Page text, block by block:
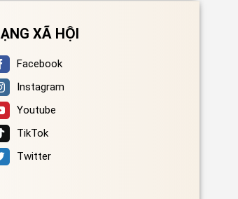
XÃ HỘI
Facebook
Instagram
Youtube
TikTok
Twitter